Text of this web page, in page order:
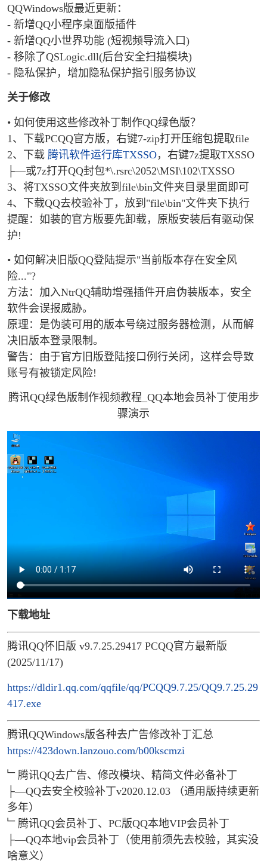
QQWindows版最近更新：
- 新增QQ小程序桌面版插件
- 新增QQ小世界功能 (短视频导流入口)
- 移除了QSLogic.dll(后台安全扫描模块)
- 隐私保护，增加隐私保护指引服务协议
关于修改
• 如何使用这些修改补丁制作QQ绿色版？
1、下载PCQQ官方版，右键7-zip打开压缩包提取file
2、下载 腾讯软件运行库TXSSO，右键7z提取TXSSO
├—或7z打开QQ封包*\.rsrc\2052\MSI\102\TXSSO
3、将TXSSO文件夹放到file\bin文件夹目录里面即可
4、下载QQ去校验补丁，放到"file\bin"文件夹下执行
提醒：如装的官方版要先卸载，原版安装后有驱动保
护!
• 如何解决旧版QQ登陆提示"当前版本存在安全风
险..."?
方法：加入NtrQQ辅助增强插件开启伪装版本，安全
软件会误报威胁。
原理：是伪装可用的版本号绕过服务器检测，从而解
决旧版本登录限制。
警告：由于官方旧版登陆接口例行关闭，这样会导致
账号有被锁定风险!
腾讯QQ绿色版制作视频教程_QQ本地会员补丁使用步
骤演示
下载地址
腾讯QQ怀旧版 v9.7.25.29417 PCQQ官方最新版
(2025/11/17)
https://dldir1.qq.com/qqfile/qq/PCQQ9.7.25/QQ9.7.25.29
417.exe
腾讯QQWindows版各种去广告修改补丁汇总
https://423down.lanzouo.com/b00kscmzi
﹂腾讯QQ去广告、修改模块、精简文件必备补丁
├—QQ去安全校验补丁v2020.12.03 （通用版持续更新
多年）
﹂腾讯QQ会员补丁、PC版QQ本地VIP会员补丁
├—QQ本地vip会员补丁（使用前须先去校验，其实没
啥意义）